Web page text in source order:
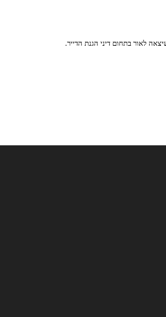
לאור בתחום דיני הגנת הדייר.